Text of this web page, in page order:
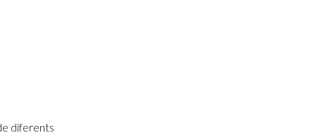
diferents